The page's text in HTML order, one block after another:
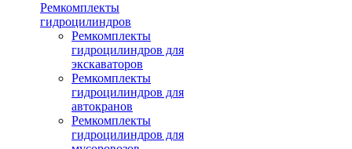
Ремкомплекты
гидроцилиндров
Ремкомплекты
гидроцилиндров для
экскаваторов
Ремкомплекты
гидроцилиндров для
автокранов
Ремкомплекты
гидроцилиндров для